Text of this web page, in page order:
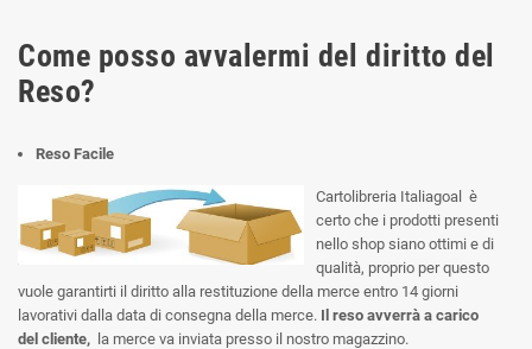
Come posso avvalermi del diritto del
Reso?
Reso Facile
Cartolibreria Italiagoal è
certo che i prodotti presenti
nello shop siano ottimi e di
qualità, proprio per questo
vuole garantirti il diritto alla restituzione della merce entro 14 giorni
lavorativi dalla data di consegna della merce. Il reso avverrà a carico
del cliente, la merce va inviata presso il nostro magazzino.